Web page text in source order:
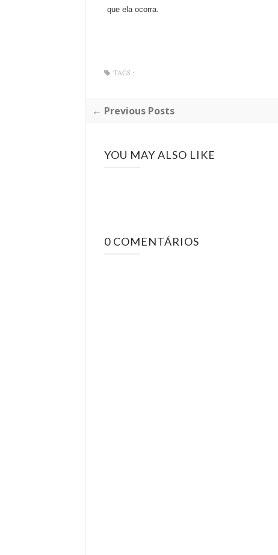
que ela ocorra.
TAGS :
← Previous Posts
YOU MAY ALSO LIKE
0 COMENTÁRIOS